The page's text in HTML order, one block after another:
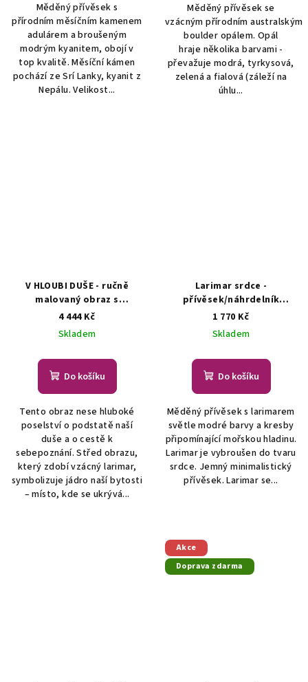
Měděný přívěsek s
přírodním měsíčním kamenem
adulárem a broušeným
modrým kyanitem, obojí v
top kvalitě. Měsíční kámen
pochází ze Srí Lanky, kyanit z
Nepálu. Velikost...
Měděný přívěsek se
vzácným přírodním australským
boulder opálem. Opál
hraje několika barvami -
převažuje modrá, tyrkysová,
zelená a fialová (záleží na
úhlu...
V HLOUBI DUŠE - ručně
malovaný obraz s
larimarem a krystaly
SwarovskiMalované
obrazy s minerály
4 444 Kč
Skladem
Do košíku
Tento obraz nese hluboké
poselství o podstatě naší
duše a o cestě k
sebepoznání. Střed obrazu,
který zdobí vzácný larimar,
symbolizuje jádro naší bytosti
– místo, kde se ukrývá...
Larimar srdce -
přívěsek/náhrdelník
AUTORSKÁ TVORBA ŠPERKŮ
Z MINERÁLŮ
1 770 Kč
Skladem
Do košíku
Měděný přívěsek s larimarem
světle modré barvy a kresby
připomínající mořskou hladinu.
Larimar je vybroušen do tvaru
srdce. Jemný minimalistický
přívěsek. Larimar se...
Akce
Doprava zdarma